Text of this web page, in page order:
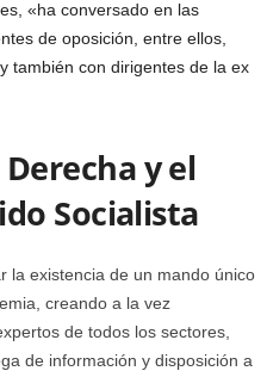
«ha conversado en las
de oposición, entre ellos,
también con dirigentes de la ex
y el
Socialista
la existencia de un mando único
creando a la vez
de todos los sectores,
de información y disposición a